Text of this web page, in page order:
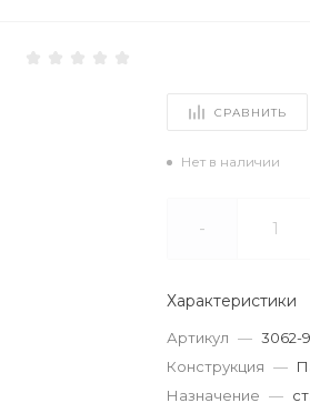
СРАВНИТЬ
Нет в наличии
-
Характеристики
Артикул — 3062-
Конструкция —
Назначение —